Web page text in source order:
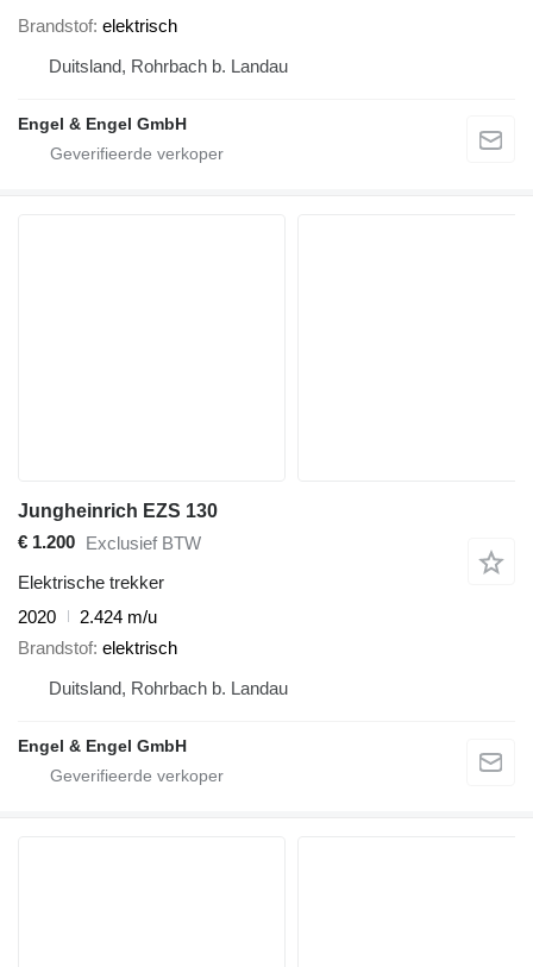
Brandstof elektrisch
Duitsland, Rohrbach b. Landau
Engel & Engel GmbH
Jungheinrich EZS 130
€ 1.200 Exclusief BTW
Elektrische trekker
2020
2.424 m/u
Brandstof elektrisch
Duitsland, Rohrbach b. Landau
Engel & Engel GmbH